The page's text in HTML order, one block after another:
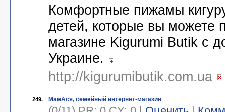
Комфортные пижамы
детей, которые вы можете
магазине Kigurumi Butik с
Украине.
http://kigurumibutik.com.ua
249. МамАся, семейный интернет-магазин